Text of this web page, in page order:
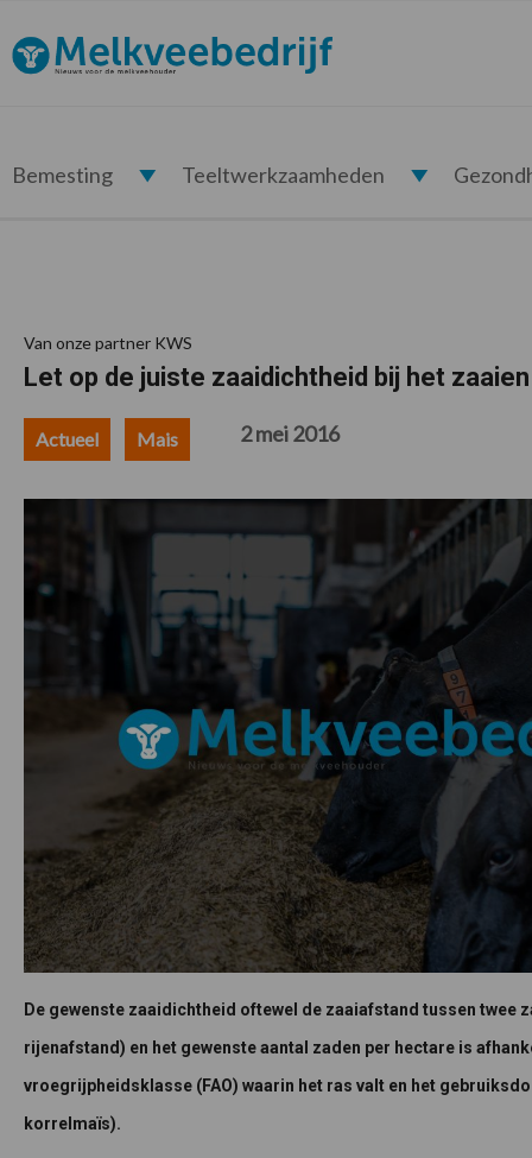
de
hoofdnavigatie
de
hoofd
de
eerste
de
voettekst
Melkveebedrijf.nl
Bemesting Teeltwerkzaamheden
Van onze partner KWS
Let op de juiste zaaidichtheid bij het
Actueel Mais 2 mei 2016
De gewenste zaaidichtheid oftewel de zaaiafstand tussen twee
rijenafstand) en het gewenste aantal zaden per hectare is
vroegrijpheidsklasse (FAO) waarin het ras valt en het
korrelmaïs).